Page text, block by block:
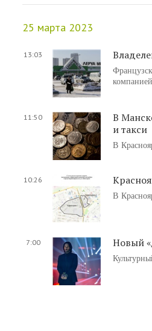
25 марта 2023
13:03
11:50
В
и такси
В
10:26
В
7:00 Новый